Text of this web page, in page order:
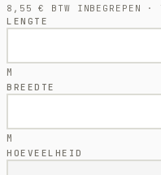
8,55€
BTW INBEGREPEN
LENGTE
M
BREEDTE
M
HOEVEELHEID